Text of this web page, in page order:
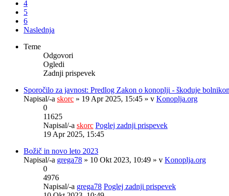
4
5
6
Naslednja
Teme
Odgovori
Ogledi
Zadnji prispevek
Sporočilo za javnost: Predlog Zakon o konoplji - škoduje
Napisal/-a skorc » 19 Apr 2025, 15:45 » v Konoplja.org
0
11625
Napisal/-a skorc Poglej zadnji prispevek
19 Apr 2025, 15:45
Božič in novo leto 2023
Napisal/-a grega78 » 10 Okt 2023, 10:49 » v Konoplja.org
0
4976
Napisal/-a grega78 Poglej zadnji prispevek